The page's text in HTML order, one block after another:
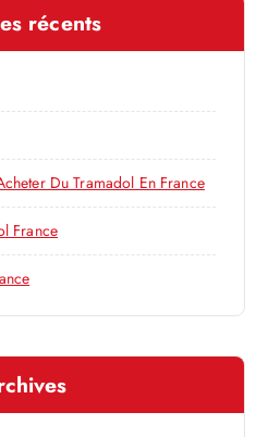
récents
Du Tramadol En France
France